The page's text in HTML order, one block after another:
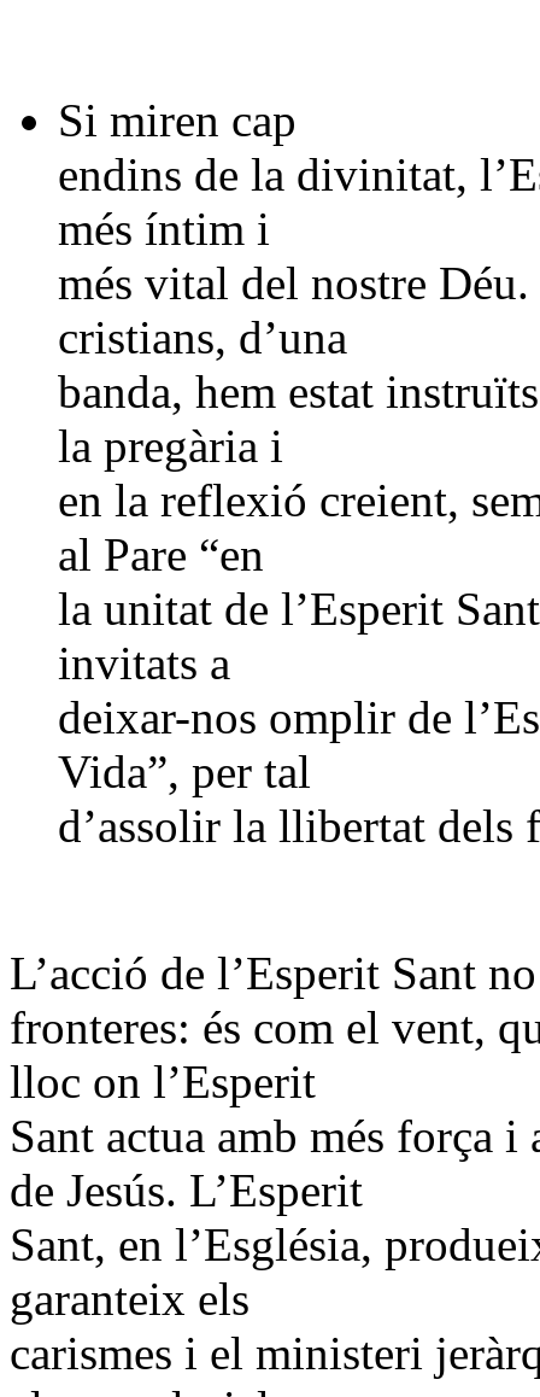
Si miren cap
endins de la divinitat,
més íntim i
més vital del nostre
cristians, d’una
banda, hem estat
la pregària i
en la reflexió creient,
al Pare “en
la unitat de l’Esperit
invitats a
deixar-nos omplir de
Vida”, per tal
d’assolir la llibertat dels
L’acció de l’Esperit Sant
fronteres: és com el vent,
lloc on l’Esperit
Sant actua amb més força i
de Jesús. L’Esperit
Sant, en l’Església,
garanteix els
carismes i el ministeri